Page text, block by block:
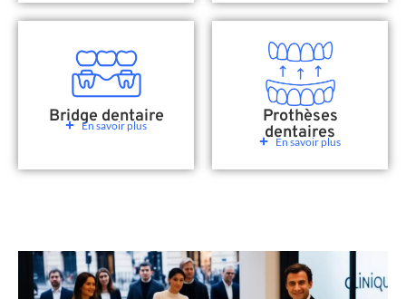
Bridge dentaire
En savoir plus Prothèses
dentaires
En savoir plus